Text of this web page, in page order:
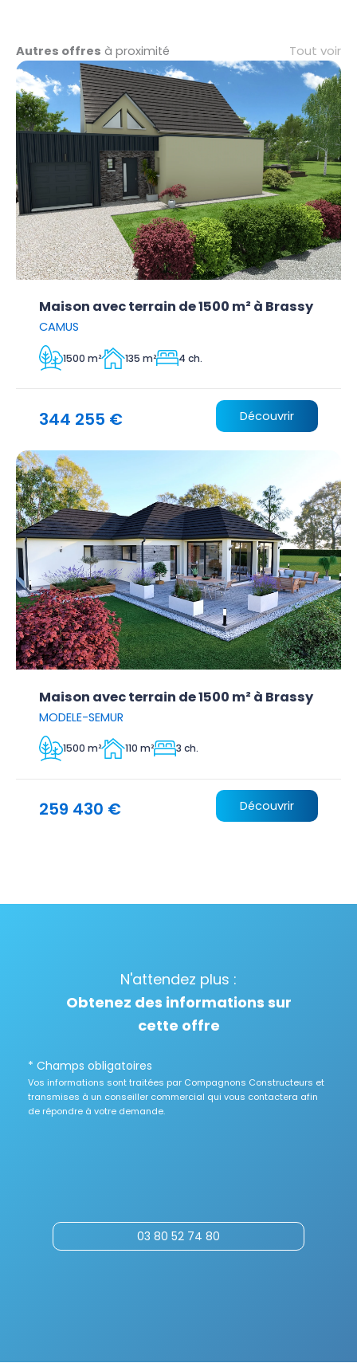
Autres offres à proximité Tout voir
Maison avec terrain de 1500 m² à Brassy
CAMUS
1500 m² 135 m² 4 ch.
344 255 € Découvrir
Maison avec terrain de 1500 m² à Brassy
MODELE-SEMUR
1500 m² 110 m² 3 ch.
259 430 € Découvrir
N'attendez plus :
Obtenez des informations sur
cette offre
* Champs obligatoires
Vos informations sont traitées par Compagnons Constructeurs et
transmises à un conseiller commercial qui vous contactera afin
de répondre à votre demande.
03 80 52 74 80